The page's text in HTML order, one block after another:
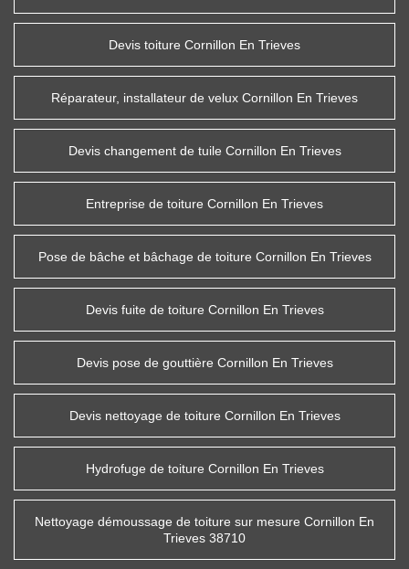
Devis toiture Cornillon En Trieves
Réparateur, installateur de velux Cornillon En Trieves
Devis changement de tuile Cornillon En Trieves
Entreprise de toiture Cornillon En Trieves
Pose de bâche et bâchage de toiture Cornillon En Trieves
Devis fuite de toiture Cornillon En Trieves
Devis pose de gouttière Cornillon En Trieves
Devis nettoyage de toiture Cornillon En Trieves
Hydrofuge de toiture Cornillon En Trieves
Nettoyage démoussage de toiture sur mesure Cornillon En
Trieves 38710